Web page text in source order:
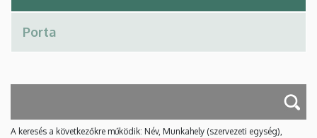
A keresés a következőkre működik: Név, Munkahely (szervezeti egység),